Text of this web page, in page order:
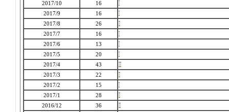
2017/10
16
2017/9
16
2017/8
26
2017/7
16
2017/6
13
2017/5
20
2017/4
43
2017/3
22
2017/2
15
2017/1
28
2016/12
36